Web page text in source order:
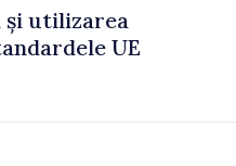
utilizarea
UE